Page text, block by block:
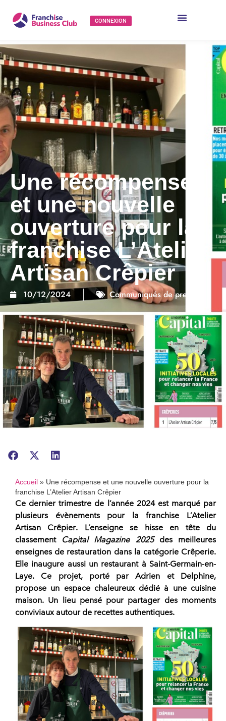
CONNEXION
Une récompense
et une nouvelle
ouverture pour la
franchise L’Atelier
Artisan Crêpier
10/12/2024 Communiqués de presse
Accueil » Une récompense et une nouvelle ouverture pour la
franchise L’Atelier Artisan Crêpier
Ce dernier trimestre de l’année 2024 est marqué par
plusieurs évènements pour lafranchise L’Atelier
Artisan Crêpier. L’enseigne se hisse en tête du
classement Capital Magazine 2025des meilleures
enseignes de restauration dans la catégorie Crêperie.
Elle inaugure aussi un restaurant à Saint-Germain-en-
Laye. Ce projet, porté par Adrien et Delphine,
propose un espace chaleureux dédié à une cuisine
maison. Un lieu pensé pour partager des moments
conviviaux autour de recettes authentiques.